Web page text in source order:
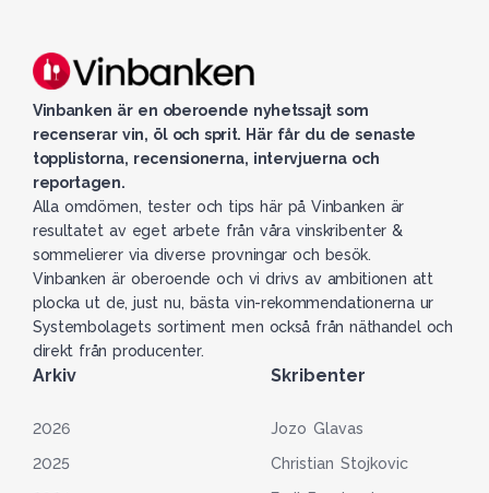
Vinbanken är en oberoende nyhetssajt som
recenserar vin, öl och sprit. Här får du de senaste
topplistorna, recensionerna, intervjuerna och
reportagen.
Alla omdömen, tester och tips här på Vinbanken är
resultatet av eget arbete från våra vinskribenter &
sommelierer via diverse provningar och besök.
Vinbanken är oberoende och vi drivs av ambitionen att
plocka ut de, just nu, bästa vin-rekommendationerna ur
Systembolagets sortiment men också från näthandel och
direkt från producenter.
Arkiv
2026
2025
Skribenter
Jozo Glavas
Christian Stojkovic